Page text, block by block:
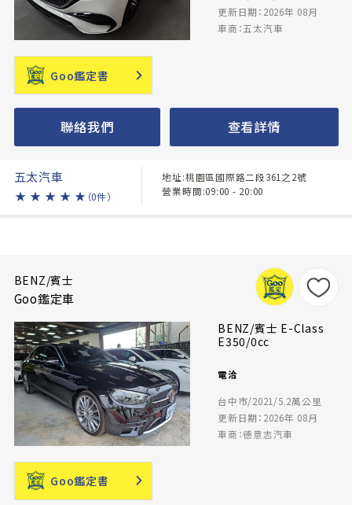
更新日期：2026年 08月
車商：五太汽車
Goo鑑定書
聯絡我們 查看詳情
五太汽車
★ ★ ★ ★ ★ （0件）
地址:桃園區國際路二段361之2號
營業時間:09:00 - 20:00
BENZ/賓士
Goo鑑定車
BENZ/賓士 E-Class
E350/0cc
電洽
台中市/2021/5.2萬公里
更新日期：2026年 08月
車商：德意志汽車
Goo鑑定書